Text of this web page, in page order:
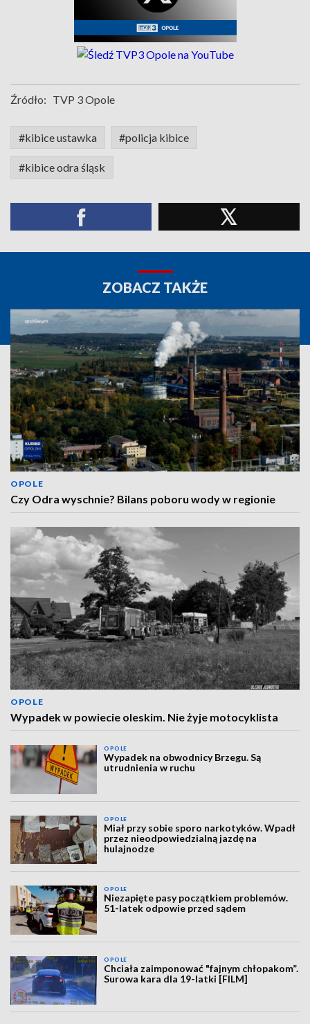
Źródło: TVP 3 Opole
#kibice ustawka #policja kibice
#kibice odra śląsk
ZOBACZ TAKŻE
OPOLE
Czy Odra wyschnie? Bilans poboru wody w regionie
OPOLE
Wypadek w powiecie oleskim. Nie żyje motocyklista
OPOLE
Wypadek na obwodnicy Brzegu. Są
utrudnienia w ruchu
OPOLE
Miał przy sobie sporo narkotyków. Wpadł
przez nieodpowiedzialną jazdę na
hulajnodze
OPOLE
Niezapięte pasy początkiem problemów.
51-latek odpowie przed sądem
OPOLE
Chciała zaimponować "fajnym chłopakom”.
Surowa kara dla 19-latki [FILM]